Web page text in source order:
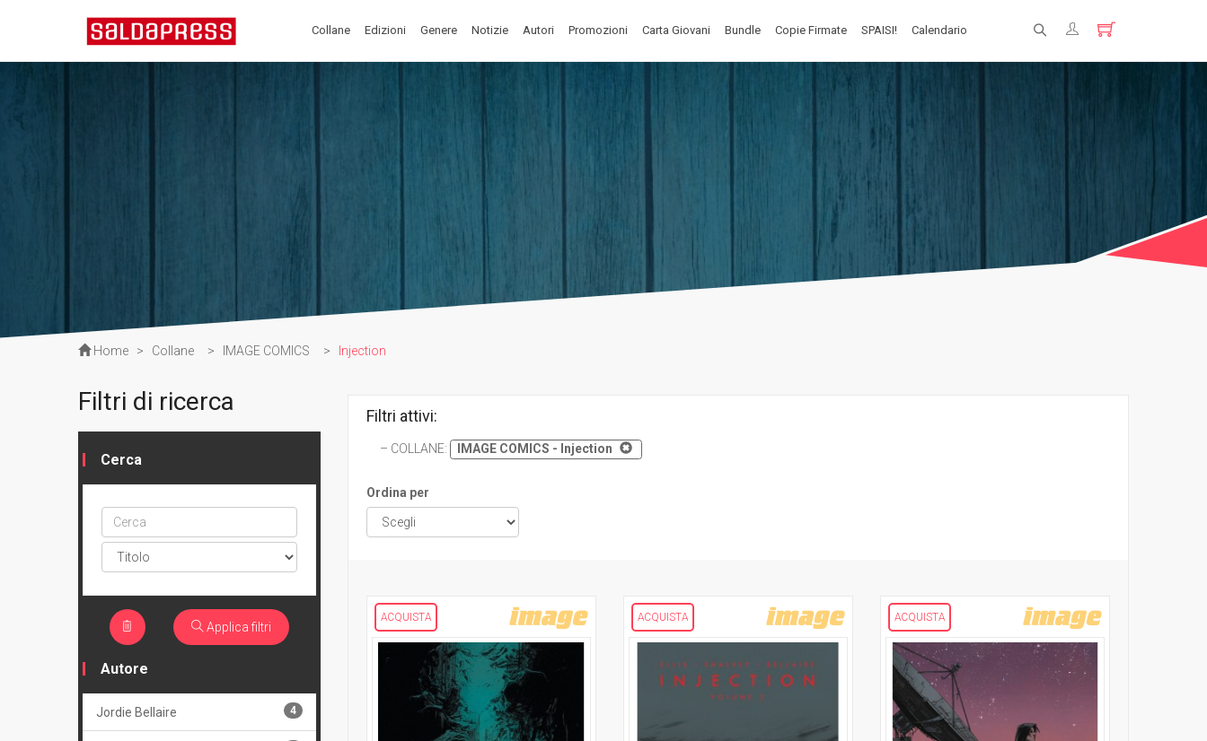
Collane Edizioni Genere Notizie Autori Promozioni Carta Giovani Bundle Copie Firmate SPAISI! Calendario
Home > Collane > IMAGE COMICS > Injection
Filtri attivi:
COLLANE: IMAGE COMICS - Injection
Ordina per
ACQUISTA ACQUISTA ACQUISTA
Filtri di ricerca
Cerca
Cerca
ptype
Applica filtri
Autore
Jordie Bellaire 4